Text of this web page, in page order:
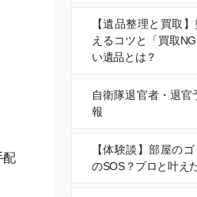
配
【遺品整理と買取
えるコツと「買取
い遺品とは？
自衛隊退官者・退官
報
【体験談】部屋の
のSOS？プロと叶え